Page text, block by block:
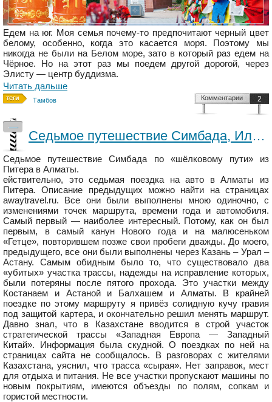
Едем на юг. Моя семья почему-то предпочитают черный цвет
белому, особенно, когда это касается моря. Поэтому мы
никогда не были на Белом море, зато в который раз едем на
Чёрное. Но на этот раз мы поедем другой дорогой, через
Элисту — центр буддизма.
Читать дальше
Тамбов 2
Комментарии
—
Седьмое путешествие Симбада, Или одиночый пролёт из Питера в Алматы по Великому шелковому пути на Пежо206 седан
Седьмое путешествие Симбада по «шёлковому пути» из
Питера в Алматы.
ействительно, это седьмая поездка на авто в Алматы из
Питера. Описание предыдущих можно найти на страницах
awaytravel.ru. Все они были выполнены мною одиночно, с
изменениями точек маршрута, времени года и автомобиля.
Самый первый — наиболее интересный. Потому, как он был
первым, в самый канун Нового года и на малюсеньком
«Гетце», повторившем позже свои пробеги дважды. До моего,
предыдущего, все они были выполнены через Казань – Урал –
Астану. Самым обидным было то, что существовало два
«убитых» участка трассы, надежды на исправление которых,
были потеряны после пятого прохода. Это участки между
Костанаем и Астаной и Балхашем и Алматы. В крайней
поездке по этому маршруту я привёз солидную кучу гравия
под защитой картера, и окончательно решил менять маршрут.
Давно знал, что в Казахстане вводится в строй участок
стратегической трассы «Западная Европа — Западный
Китай». Информация была скудной. О поездках по ней на
страницах сайта не сообщалось. В разговорах с жителями
Казахстана, уяснил, что трасса «сырая». Нет заправок, мест
для отдыха и питания. Не все участки пропускают машины по
новым покрытиям, имеются объезды по полям, сопкам и
гористой местности.